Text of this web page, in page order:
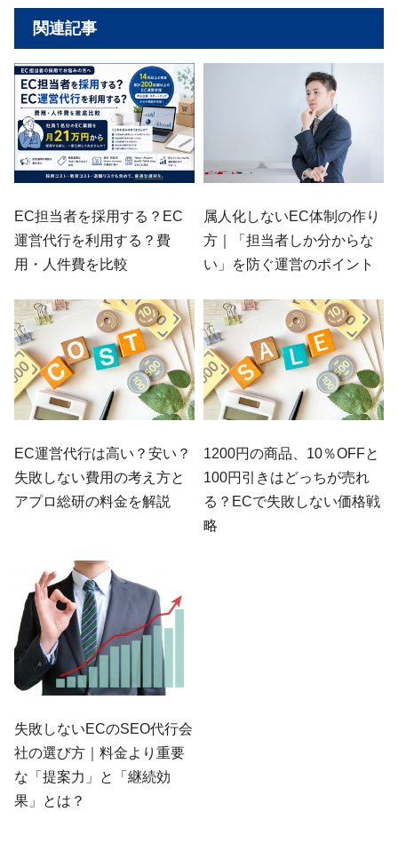
関連記事
EC担当者を採用する？EC
運営代行を利用する？費
用・人件費を比較
属人化しないEC体制の作り
方｜「担当者しか分からな
い」を防ぐ運営のポイント
EC運営代行は高い？安い？
失敗しない費用の考え方と
アプロ総研の料金を解説
1200円の商品、10％OFFと
100円引きはどっちが売れ
る？ECで失敗しない価格戦
略
失敗しないECのSEO代行会
社の選び方｜料金より重要
な「提案力」と「継続効
果」とは？